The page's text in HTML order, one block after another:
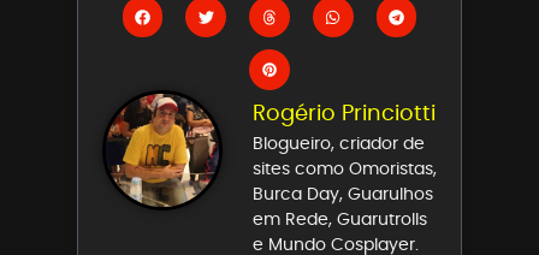
Rogério Princiotti
Blogueiro, criador de
sites como Omoristas,
Burca Day, Guarulhos
em Rede, Guarutrolls
e Mundo Cosplayer.